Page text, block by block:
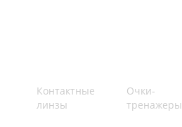
Контактные
линзы
Очки-
тренажеры